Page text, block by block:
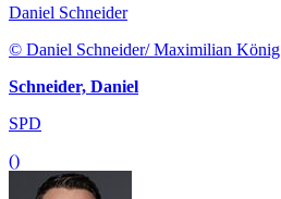
Daniel Schneider
© Daniel Schneider/ Maximilian König
Schneider, Daniel
SPD
()